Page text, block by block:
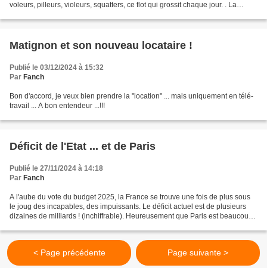
voleurs, pilleurs, violeurs, squatters, ce flot qui grossit chaque jour. . La
Matignon et son nouveau locataire !
Publié le 03/12/2024 à 15:32
Par Fanch
Bon d'accord, je veux bien prendre la "location" ... mais uniquement en télé-
travail ... A bon entendeur ...!!!
Déficit de l'Etat ... et de Paris
Publié le 27/11/2024 à 14:18
Par Fanch
A l'aube du vote du budget 2025, la France se trouve une fois de plus sous
le joug des incapables, des impuissants. Le déficit actuel est de plusieurs
dizaines de milliards ! (inchiffrable). Heureusement que Paris est beaucoup
< Page précédente Page suivante >